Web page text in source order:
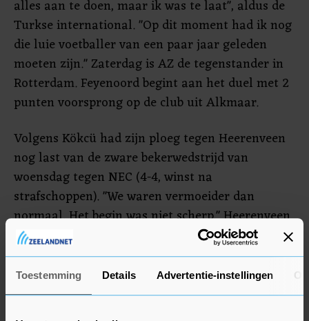
Toestemming Details Advertentie-instellingen
alles aan te doen, maar ik was te laat", aldus de
Turkse international. "Op dit moment had ik nog
die luie voetballer van een paar jaar geleden
moeten zijn." Zaterdag is AZ de tegenstander in
Rotterdam. Feyenoord begint aan het duel met 2
punten voorsprong op de club uit Alkmaar.
Volgens Kökcü had zijn ploeg tegen Heerenveen
nog last van de zware bekerwedstrijd van
woensdag tegen NEC (4-4, winst na
strafschoppen). "We waren vermoeider dan
normaal. Het begin was niet scherp." Heerenveen
opende na ruim een kwartier de score, maar de
treffer ging niet door wegens buitenspel. Kökcü:
"Daar hadden we geluk mee en daarna werden
we wakker. In de slotfase ging vermoeidheid weer